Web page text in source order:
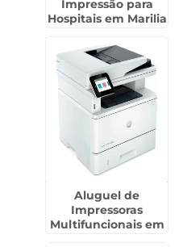
Impressão para
Hospitais em Marilia
Aluguel de
Impressoras
Multifuncionais em